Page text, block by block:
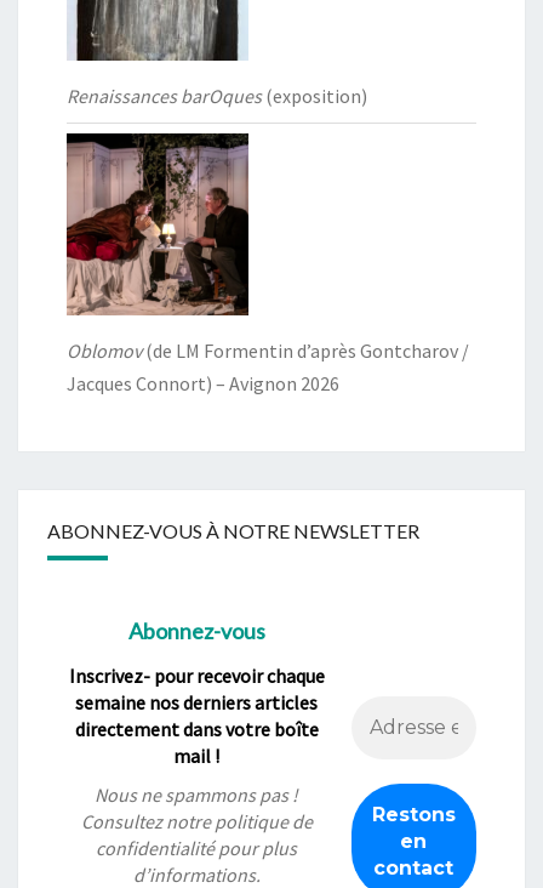
Renaissances barOques(exposition)
Oblomov(de LM Formentin d’après Gontcharov /
Jacques Connort) – Avignon 2026
ABONNEZ-VOUS À NOTRE NEWSLETTER
Abonnez-vous
Inscrivez- pour recevoir chaque
semaine nos derniers articles
directement dans votre boîte
mail !
Nous ne spammons pas !
Consultez notrepolitique de
confidentialitépour plus
d’informations.